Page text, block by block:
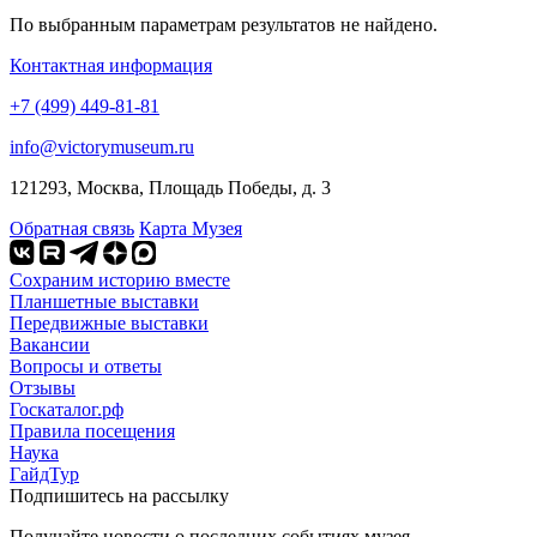
По выбранным параметрам результатов не найдено.
Контактная информация
+7 (499) 449-81-81
info@victorymuseum.ru
121293, Москва, Площадь Победы, д. 3
Обратная связь Карта Музея
Сохраним историю вместе
Планшетные выставки
Передвижные выставки
Вакансии
Вопросы и ответы
Отзывы
Госкаталог.рф
Правила посещения
Наука
ГайдТур
Подпишитесь на рассылку